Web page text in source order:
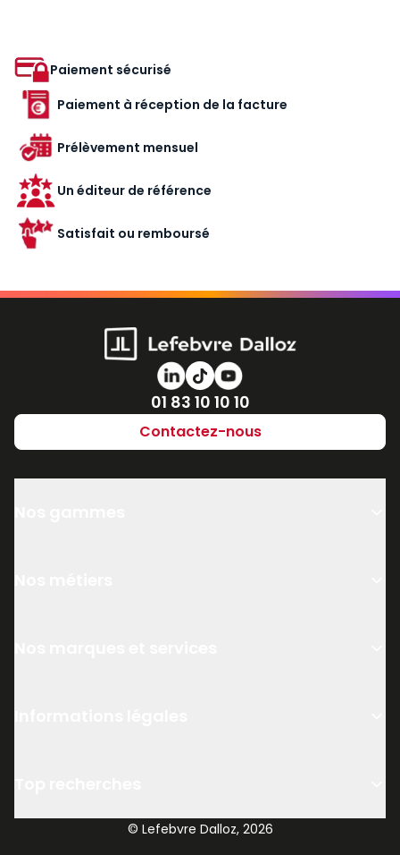
Paiement sécurisé
Paiement à réception de la facture
Prélèvement mensuel
Un éditeur de référence
Satisfait ou remboursé
Numéro de téléphone
01 83 10 10 10
Contactez-nous
© Lefebvre Dalloz, 2026